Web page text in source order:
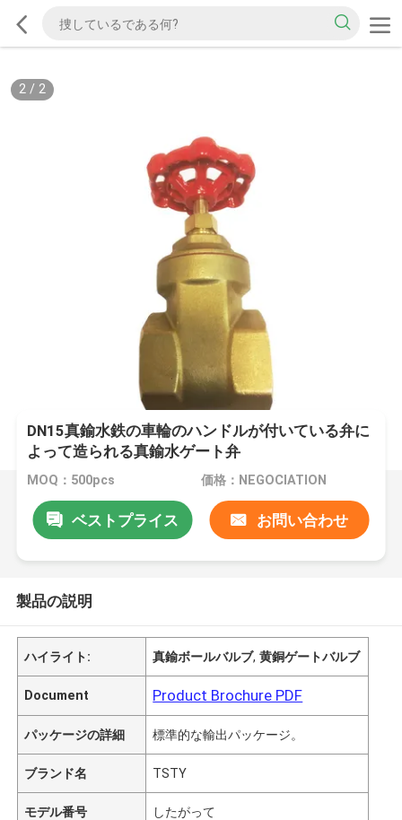
2/ 2
DN15真鍮水鉄の車輪のハンドルが付いている弁に
よって造られる真鍮水ゲート弁
MOQ：500pcs 価格：NEGOCIATION
ベストプライス お問い合わせ
製品の説明
ハイライト: 真鍮ボールバルブ,黄銅ゲートバルブ
Document Product Brochure PDF
パッケージの詳細 標準的な輸出パッケージ。
ブランド名 TSTY
モデル番号 したがって